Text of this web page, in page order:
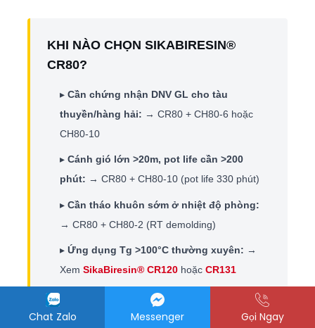
KHI NÀO CHỌN SIKABIRESIN®
CR80?
▸Cần chứng nhận DNV GL cho tàu
thuyền/hàng hải: → CR80 + CH80-6 hoặc
CH80-10
▸Cánh gió lớn >20m, pot life cần >200
phút: → CR80 + CH80-10 (pot life 330 phút)
▸Cần tháo khuôn sớm ở nhiệt độ phòng:
→ CR80 + CH80-2 (RT demolding)
▸Ứng dụng Tg >100°C thường xuyên: →
XemSikaBiresin® CR120 hoặcCR131
Filament winding ống áp lực, trục quay:
→ Xem SikaBiresin® CR201 (chuyên filament
Chat Zalo Messenger Gọi Ngay